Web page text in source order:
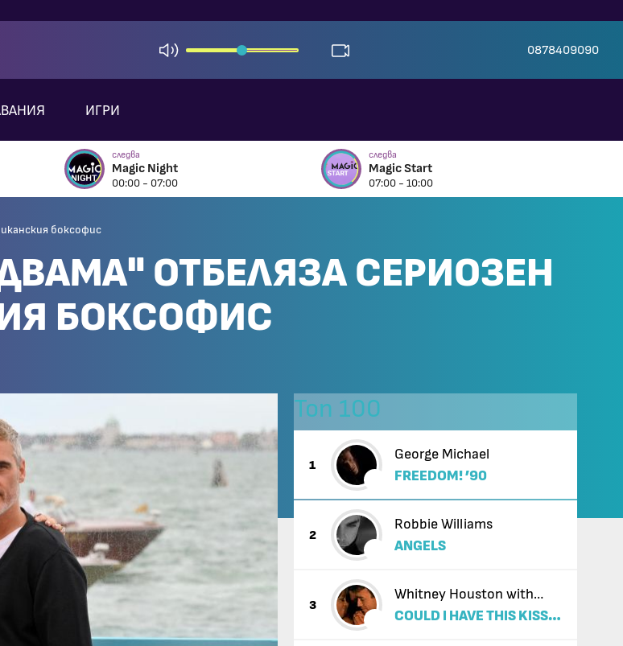
0878409090
ИГРИ
следва
Magic Night
00:00 - 07:00
следва
Magic Start
07:00 - 10:00
боксофис
ОТБЕЛЯЗА СЕРИОЗЕН
БОКСОФИС
Топ 100
1
George Michael
FREEDOM! ’90
2
Robbie Williams
ANGELS
3
Whitney Houston with
Enrique Iglesias
COULD I HAVE THIS KISS